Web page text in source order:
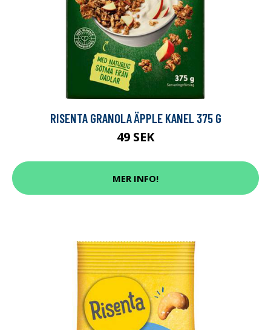
RISENTA GRANOLA ÄPPLE KANEL 375 G
49 SEK
MER INFO!